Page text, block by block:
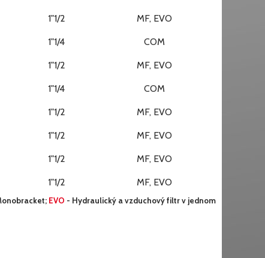
1"1/2 MF, EVO
1"1/4 COM
1"1/2 MF, EVO
1"1/4 COM
1"1/2 MF, EVO
1"1/2 MF, EVO
1"1/2 MF, EVO
1"1/2 MF, EVO
EVO - Hydraulický a vzduchový filtr v jednom